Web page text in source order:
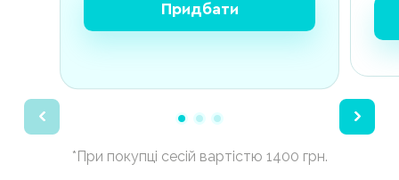
Придбати
*При покупці сесій вартістю 1400 грн.